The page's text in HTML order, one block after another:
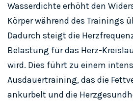
Wasserdichte erhöht den
Körper während des Trainings
Dadurch steigt die
Belastung für das Herz-
wird. Dies führt zu einem
Ausdauertraining, das die
ankurbelt und die